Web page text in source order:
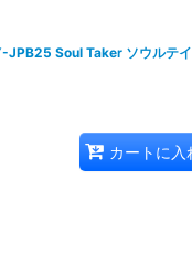
JPB25 Soul Taker ソウルテ
カートに入